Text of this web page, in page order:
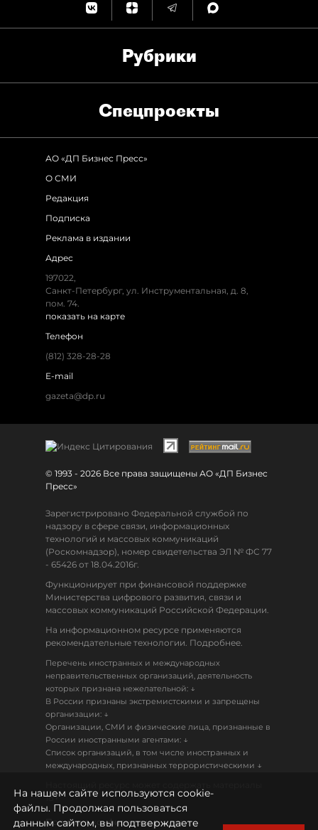
Рубрики
Спец­проекты
АО «ДП Бизнес Пресс»
О СМИ
Редакция
Подписка
Реклама в издании
Адрес
197022,
Санкт-Петербург, ул. Инструментальная, д. 8,
пом. 74.
показать на карте
Телефон
(812) 328-28-28
E-mail
gazeta@dp.ru
© 1993 - 2026 Все права защищены АО «ДП Бизнес
Пресс»
Зарегистрировано Федеральной службой по
надзору в сфере связи, информационных
технологий и массовых коммуникаций
(Роскомнадзор), номер свидетельства ЭЛ № ФС 77
- 65426 от 18.04.2016г.
Функционирует при финансовой поддержке
Министерства цифрового развития, связи и
массовых коммуникаций Российской Федерации.
На информационном ресурсе применяются
рекомендательные технологии. Подробнее.
Перечень иностранных и международных
неправительственных организаций, деятельность
которых признана нежелательной: ↓
В России признаны экстремистскими и запрещены
организации: ↓
Организации, СМИ и физические лица, признанные в
России иностранными агентами: ↓
Список организаций, в том числе иностранных и
международных, признанных террористическими ↓
18+
Политика конфиденциальности
На нашем сайте используются cookie-
файлы. Продолжая пользоваться
данным сайтом, вы подтверждаете